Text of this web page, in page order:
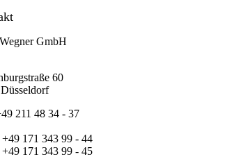
GmbH
60
211 48 34 - 37
171 343 99 - 44
171 343 99 - 45